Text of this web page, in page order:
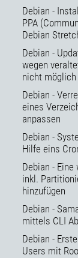
Debian -
PPA
Debian
Debian -
wegen
nicht möglich
Debian -
eines
anpassen
Debian -
Hilfe eins
Debian -
inkl.
hinzufügen
Debian -
mittels CLI
Debian -
Users mit